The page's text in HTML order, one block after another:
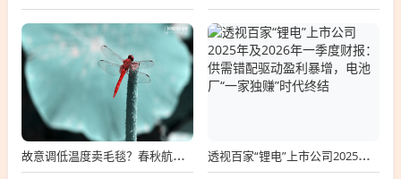
故意调低温度卖毛毯？春秋航空回应，故意调低温度卖毛毯回应 透视百家“锂电”上市公司2025年及2026年一季度财报：供需错配驱动盈利暴增，电池厂“一家独赚”时代终结